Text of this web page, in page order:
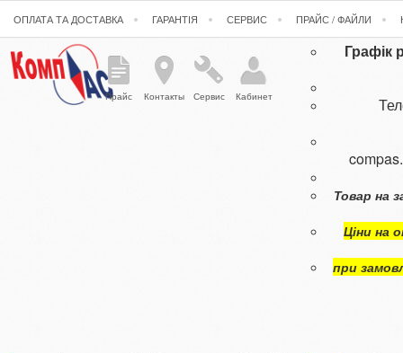
ОПЛАТА ТА ДОСТАВКА ГАРАНТІЯ СЕРВИС ПРАЙС / ФАЙЛИ
Прайс Контакты Сервис Кабинет
Графік
Товар на
Ціни на
при